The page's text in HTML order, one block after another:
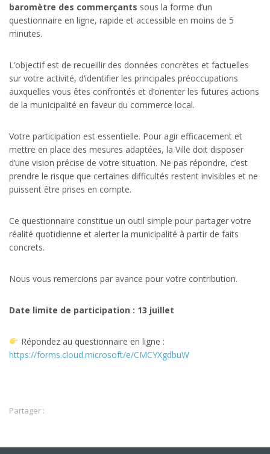
baromètre des commerçants sous la forme d’un
questionnaire en ligne, rapide et accessible en moins de 5
minutes.
L’objectif est de recueillir des données concrètes et factuelles
sur votre activité, d’identifier les principales préoccupations
auxquelles vous êtes confrontés et d’orienter les futures actions
de la municipalité en faveur du commerce local.
Votre participation est essentielle. Pour agir efficacement et
mettre en place des mesures adaptées, la Ville doit disposer
d’une vision précise de votre situation. Ne pas répondre, c’est
prendre le risque que certaines difficultés restent invisibles et ne
puissent être prises en compte.
Ce questionnaire constitue un outil simple pour partager votre
réalité quotidienne et alerter la municipalité à partir de faits
concrets.
Nous vous remercions par avance pour votre contribution.
Date limite de participation : 13 juillet
Répondez au questionnaire en ligne :
https://forms.cloud.microsoft/e/CMCYXgdbuW
Partager :